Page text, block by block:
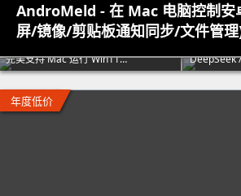
AndroMeld - 在 Mac 电脑控制安
屏/镜像/剪贴板通知同步/文件管
完美支持 Mac 运行 Win11…
最新
微软正版
微软新一代系统专题汇总
AI 人工智
DeepSeek
年度低价